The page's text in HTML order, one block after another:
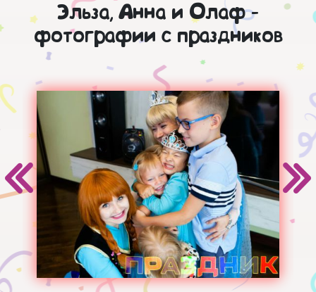
Эльза, Анна и Олаф -
фотографии с праздников